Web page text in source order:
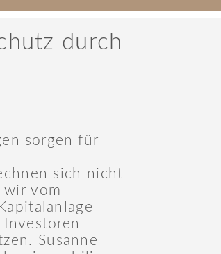
durch
sorgen für
sich nicht
wir vom
. Susanne